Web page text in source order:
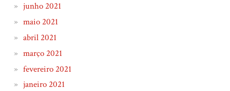
junho 2021
maio 2021
abril 2021
março 2021
fevereiro 2021
janeiro 2021